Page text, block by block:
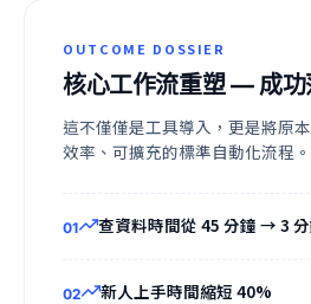
OUTCOME DOSSIER
核心工作流重塑— 成功
這不僅僅是工具導入，更是將原
效率、可擴充的標準自動化流程。
01 查資料時間從 45 分鐘 → 3
02 新人上手時間縮短 40%